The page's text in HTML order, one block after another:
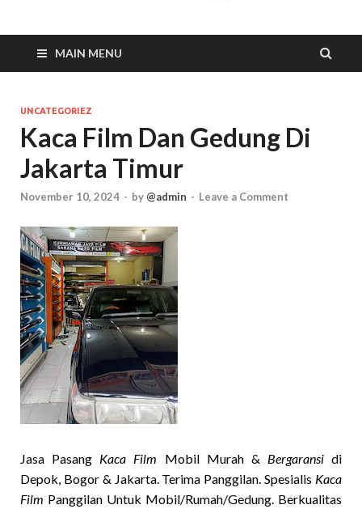
MAIN MENU
UNCATEGORIEZ
Kaca Film Dan Gedung Di
Jakarta Timur
November 10, 2024 - by @admin - Leave a Comment
Jasa Pasang Kaca Film Mobil Murah & Bergaransidi
Depok, Bogor & Jakarta. Terima Panggilan. Spesialis Kaca
Film Panggilan Untuk Mobil/Rumah/Gedung. Berkualitas